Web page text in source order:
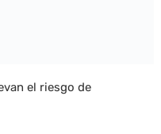
el riesgo de